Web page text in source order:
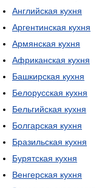
Английская кухня
Аргентинская кухня
Армянская кухня
Африканская кухня
Башкирская кухня
Белорусская кухня
Бельгийская кухня
Болгарская кухня
Бразильская кухня
Бурятская кухня
Венгерская кухня